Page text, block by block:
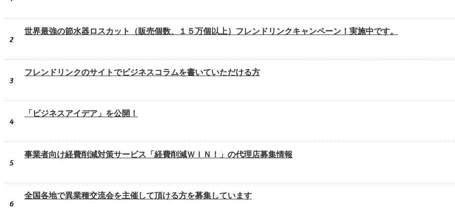
2
世界最強の節水器ロスカット（販売個数、１５万個以上）フレンドリンクキャンペーン！実施中です。
3
フレンドリンクのサイトでビジネスコラムを書いていただける方
4
「ビジネスアイデア」を公開！
5
事業者向け経費削減対策サービス「経費削減ＷＩＮ！」の代理店募集情報
6
全国各地で異業種交流会を主催して頂ける方を募集しています